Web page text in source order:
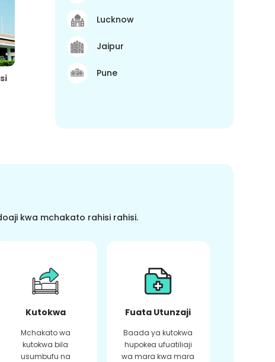
Lucknow
Jaipur
Pune
kwa mchakato rahisi rahisi.
Kutokwa
Mchakato wa
kutokwa bila
usumbufu na
Fuata Utunzaji
Baada ya kutokwa
hupokea ufuatiliaji
wa mara kwa mara